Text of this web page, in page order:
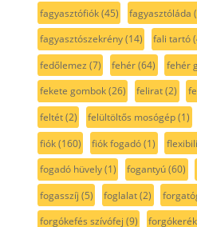
fagyasztófiók(45) fagyasztóláda
fagyasztószekrény(14) fali tartó
fedőlemez (7) fehér(64) fehér
fekete gombok(26) felirat(2)
feltét(2) felültöltős mosógép(1)
fiók(160) fiók fogadó(1)
fogadó hüvely(1) fogantyú(60)
fogasszíj (5) foglalat(2)
forgókefés szívófej (9) forgókerék